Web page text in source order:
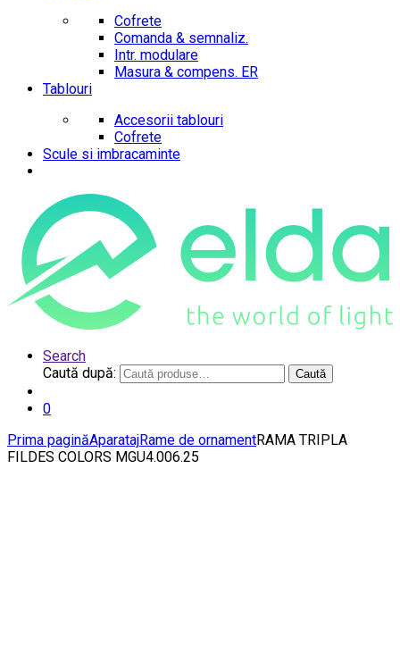
Cofrete
Comanda & semnaliz.
Intr. modulare
Masura & compens. ER
Tablouri
Accesorii tablouri
Cofrete
Scule si imbracaminte
Search
Caută după:
Caută
0
Prima paginăAparatajRame de ornamentRAMA TRIPLA
FILDES COLORS MGU4.006.25